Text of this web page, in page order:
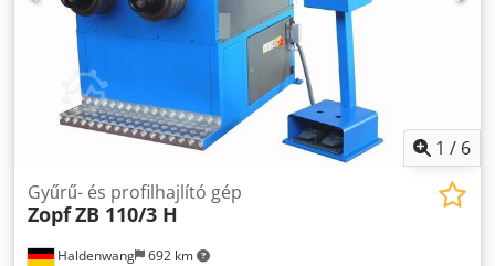
1 / 6
Haldenwang 692 km
Gyűrű- és profilhajlító gép
ZopfZB 110/3 H